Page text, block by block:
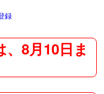
録
8月10日ま